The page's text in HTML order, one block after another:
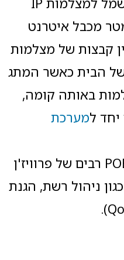
פרוויז'ן יכולים לספק חשמל למצלמות IP
של עד 250 מטר מכבל איטרנט
קבצות של מצלמות
הבית כאשר המתג
באותה קומה,
למערכת
מתגי POE רבים של פרוויז'ן
ניהול רשת, הגנת